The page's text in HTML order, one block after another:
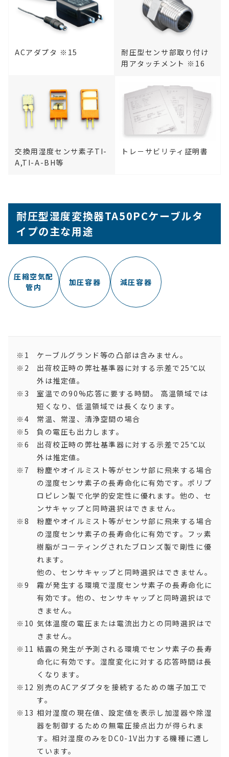
ACアダプタ ※15
耐圧型センサ部取り付け
用アタッチメント ※16
交換用湿度センサ素子TI-
A,TI-A-BH等
トレ－サビリティ証明書
耐圧型湿度変換器TA50PCケーブルタ
イプの主な用途
圧縮空気配
管内
加圧容器 減圧容器
ケーブルグランド等の凸部は含みません。
出荷校正時の弊社基準器に対する示差で25℃以
外は推定値。
室温での90%応答に要する時間。 高温領域では
短くなり、低温領域では長くなります。
常温、常湿、清浄空間の場合
負の電圧も出力します。
出荷校正時の弊社基準器に対する示差で25℃以
外は推定値。
粉塵やオイルミスト等がセンサ部に飛来する場合
の湿度センサ素子の長寿命化に有効です。ポリプ
ロピレン製で化学的安定性に優れます。他の、セ
ンサキャップと同時選択はできません。
粉塵やオイルミスト等がセンサ部に飛来する場合
の湿度センサ素子の長寿命化に有効です。フッ素
樹脂がコーティングされたブロンズ製で剛性に優
れます。
他の、センサキャップと同時選択はできません。
霧が発生する環境で湿度センサ素子の長寿命化に
有効です。他の、センサキャップと同時選択はで
きません。
気体温度の電圧または電流出力との同時選択はで
きません。
結露の発生が予測される環境でセンサ素子の長寿
命化に有効です。湿度変化に対する応答時間は長
くなります。
別売のACアダプタを接続するための端子加工で
す。
相対湿度の現在値、設定値を表示し加湿器や除湿
器を制御するための無電圧接点出力が得られま
す。相対湿度のみをDC0-1V出力する機種に適し
ています。